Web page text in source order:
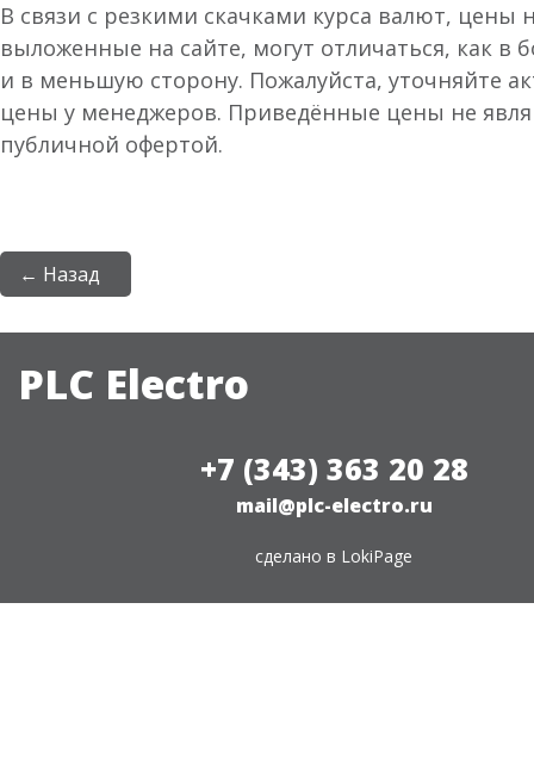
В связи с резкими скачками курса валют, цены
выложенные на сайте, могут отличаться, как в
и в меньшую сторону. Пожалуйста, уточняйте
цены у менеджеров. Приведённые цены не
публичной офертой.
← Назад
PLC Electro
+7 (343) 363 20 28
mail@plc-electro.ru
сделано в LokiPage